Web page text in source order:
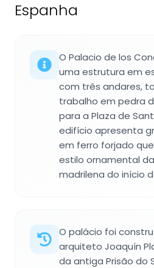
Espanha
O Palacio de los
uma estrutura em
com três andares,
trabalho em pedra
para a Plaza de
edifício apresenta
em ferro forjado
estilo ornamental
madrilena do início
O palácio foi
arquiteto Joaquín
da antiga Prisão do